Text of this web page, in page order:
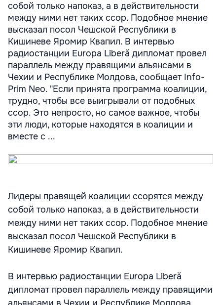
собой только напоказ, а в действительности
между ними нет таких ссор. Подобное мнение
высказал посол Чешской Республики в
Кишиневе Яромир Квапил. В интервью
радиостанции Europa Liberă дипломат провел
параллель между правящими альянсами в
Чехии и Республике Молдова, сообщает Info-
Prim Neo. "Если принята программа коалиции,
трудно, чтобы все выигрывали от подобных
ссор. Это непросто, но самое важное, чтобы
эти люди, которые находятся в коалиции и
вместе с ...
Лидеры правящей коалиции ссорятся между
собой только напоказ, а в действительности
между ними нет таких ссор. Подобное мнение
высказал посол Чешской Республики в
Кишиневе Яромир Квапил.
В интервью радиостанции Europa Liberă
дипломат провел параллель между правящими